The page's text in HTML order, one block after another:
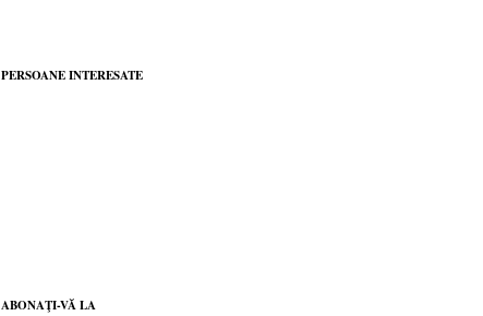
PERSOANE INTERESATE
ABONAŢI-VĂ LA